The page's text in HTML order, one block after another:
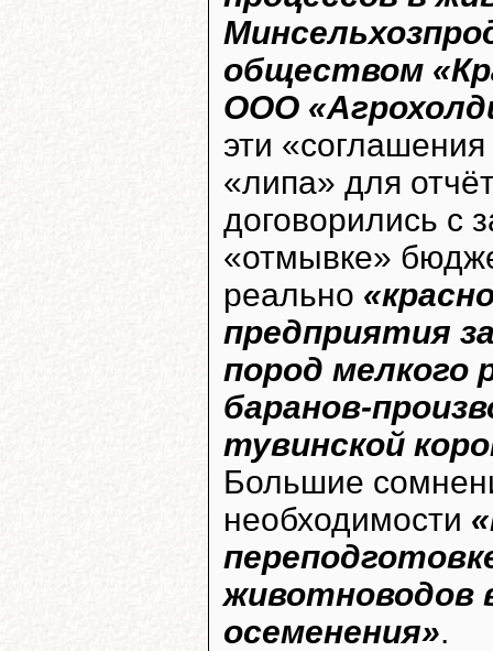
обществом
ООО
эти
«липа» для
договорились с
«отмывке»
реально
предприятия
пород мелкого
баранов-
тувинской
Большие
необходимости
животноводов
осеменения».